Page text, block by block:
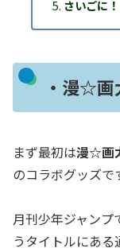
さいごに！
・漫☆画
まず最初は漫☆画
のコラボグッズで
月刊少年ジャン
うタイトルにあ